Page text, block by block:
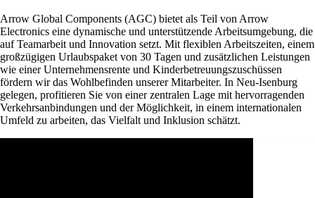
Arrow Global Components (AGC) bietet als Teil von Arrow
Electronics eine dynamische und unterstützende Arbeitsumgebung, die
auf Teamarbeit und Innovation setzt. Mit flexiblen Arbeitszeiten, einem
großzügigen Urlaubspaket von 30 Tagen und zusätzlichen Leistungen
wie einer Unternehmensrente und Kinderbetreuungszuschüssen
fördern wir das Wohlbefinden unserer Mitarbeiter. In Neu-Isenburg
gelegen, profitieren Sie von einer zentralen Lage mit hervorragenden
Verkehrsanbindungen und der Möglichkeit, in einem internationalen
Umfeld zu arbeiten, das Vielfalt und Inklusion schätzt.